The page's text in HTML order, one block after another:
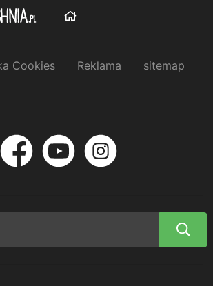
Cookies Reklama
sitemap